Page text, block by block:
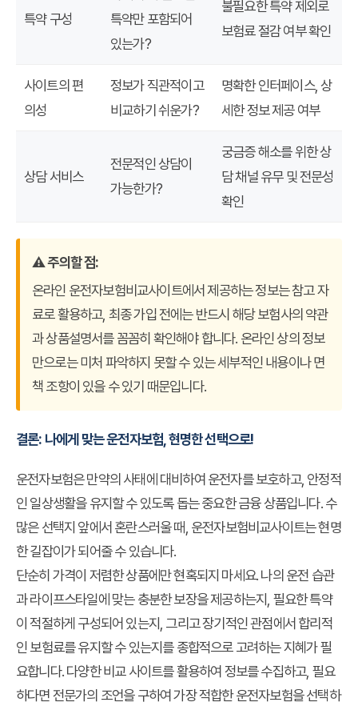
특약 구성
특약만 포함되어
있는가?
불필요한 특약 제외로
보험료 절감 여부 확인
사이트의 편
의성
정보가 직관적이고
비교하기 쉬운가?
명확한 인터페이스, 상
세한 정보 제공 여부
상담 서비스
전문적인 상담이
가능한가?
궁금증 해소를 위한 상
담 채널 유무 및 전문성
확인
⚠️ 주의할 점:
온라인 운전자보험비교사이트에서 제공하는 정보는 참고 자
료로 활용하고, 최종 가입 전에는 반드시 해당 보험사의 약관
과 상품설명서를 꼼꼼히 확인해야 합니다. 온라인 상의 정보
만으로는 미처 파악하지 못할 수 있는 세부적인 내용이나 면
책 조항이 있을 수 있기 때문입니다.
결론: 나에게 맞는 운전자보험, 현명한 선택으로!
운전자보험은 만약의 사태에 대비하여 운전자를 보호하고, 안정적
인 일상생활을 유지할 수 있도록 돕는 중요한 금융 상품입니다. 수
많은 선택지 앞에서 혼란스러울 때, 운전자보험비교사이트는 현명
한 길잡이가 되어줄 수 있습니다.
단순히 가격이 저렴한 상품에만 현혹되지 마세요. 나의 운전 습관
과 라이프스타일에 맞는 충분한 보장을 제공하는지, 필요한 특약
이 적절하게 구성되어 있는지, 그리고 장기적인 관점에서 합리적
인 보험료를 유지할 수 있는지를 종합적으로 고려하는 지혜가 필
요합니다. 다양한 비교 사이트를 활용하여 정보를 수집하고, 필요
하다면 전문가의 조언을 구하여 가장 적합한 운전자보험을 선택하